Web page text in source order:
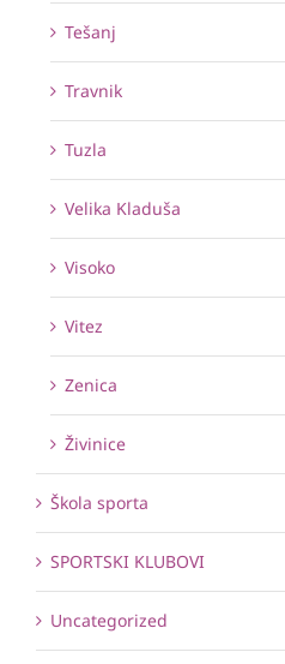
Tešanj
Travnik
Tuzla
Velika Kladuša
Visoko
Vitez
Zenica
Živinice
Škola sporta
SPORTSKI KLUBOVI
Uncategorized